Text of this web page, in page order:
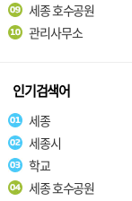
세종 호수공원
관리사무소
인기검색어
세종
세종시
학교
세종 호수공원